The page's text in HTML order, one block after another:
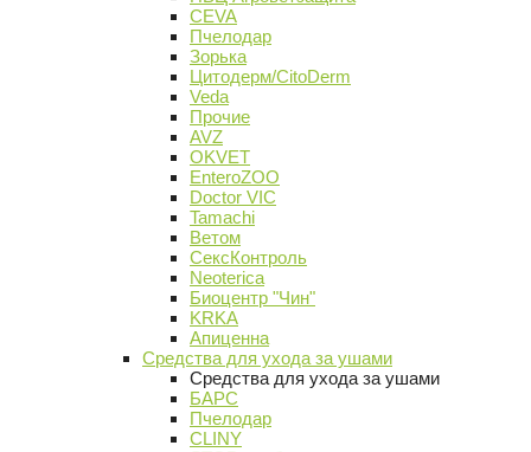
CEVA
Пчелодар
Зорька
Цитодерм/CitoDerm
Veda
Прочие
AVZ
OKVET
EnteroZOO
Doctor VIC
Tamachi
Ветом
СексКонтроль
Neoterica
Биоцентр "Чин"
KRKA
Апиценна
Средства для ухода за ушами
Средства для ухода за ушами
БАРС
Пчелодар
CLINY